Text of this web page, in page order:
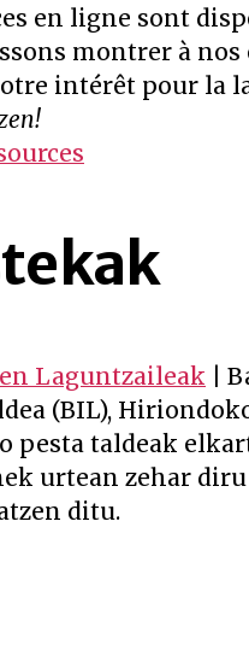
en ligne sont
montrer à
intérêt pour la
Laguntzaileak |
(BIL),
pesta taldeak
urtean zehar
ditu.